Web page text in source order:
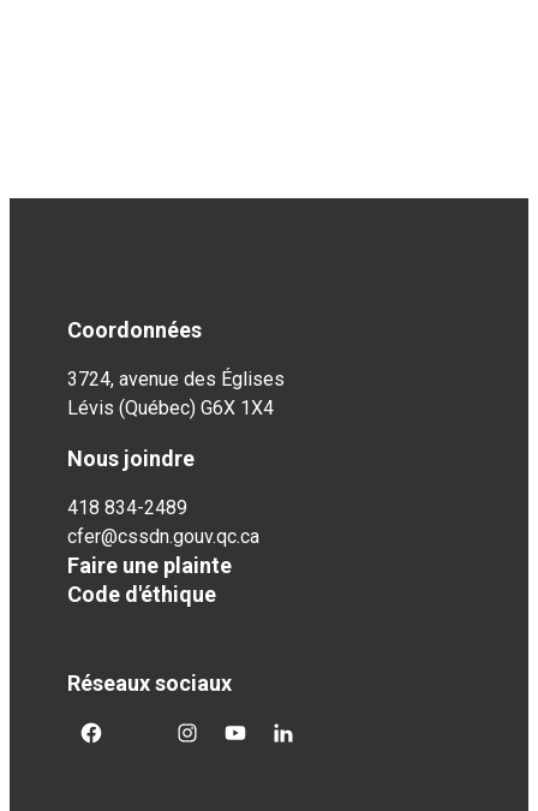
Coordonnées
3724, avenue des Églises
Lévis (Québec) G6X 1X4
Nous joindre
418 834-2489
cfer@cssdn.gouv.qc.ca
Faire une plainte
Code d'éthique
Réseaux sociaux
facebooktwittergoogleplus
googleplusgoogleplus